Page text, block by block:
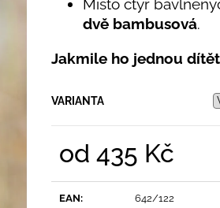
Místo čtyř
dvě bambusová.
Jakmile ho jednou
VARIANTA
od 435 Kč
EAN:
642/122
435 Kč